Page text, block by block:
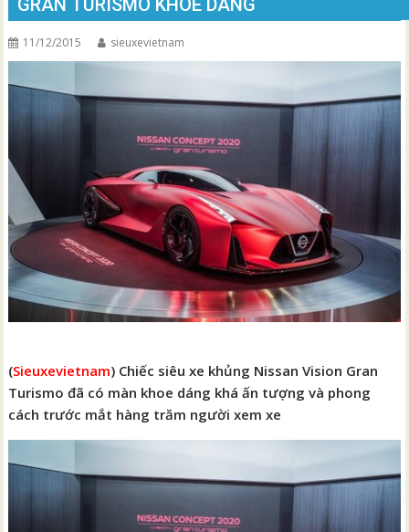
GRAN TURISMO KHOE DÁNG
11/12/2015 sieuxevietnam
(Sieuxevietnam) Chiếc siêu xe khủng Nissan Vision Gran
Turismo đã có màn khoe dáng khá ấn tượng và phong
cách trước mắt hàng trăm người xem xe